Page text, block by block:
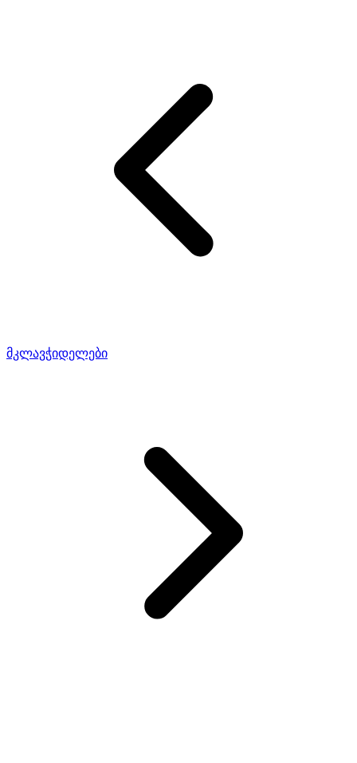
მკლავჭიდელები